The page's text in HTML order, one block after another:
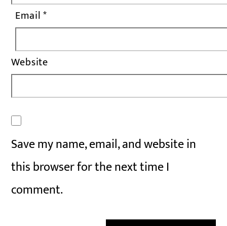
Email*
Website
Save my name, email, and website in
this browser for the next time I
comment.